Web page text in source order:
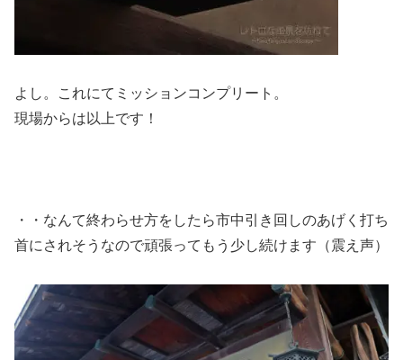
よし。これにてミッションコンプリート。
現場からは以上です！
・・なんて終わらせ方をしたら市中引き回しのあげく打ち
首にされそうなので頑張ってもう少し続けます（震え声）